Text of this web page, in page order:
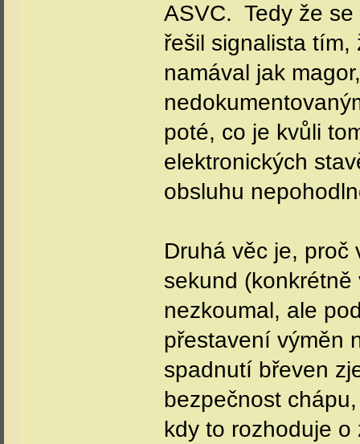
ASVC. Tedy že
řešil signalista tím,
namával jak
poté, co je kvůli
elektronických
obsluhu
Druhá věc je,
sekund
nezkoumal, ale
přestavení výměn
spadnutí břeven
bezpečnost
kdy to rozhoduje